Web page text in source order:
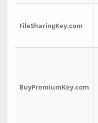
FileSharingKey.com
BuyPremiumKey.com